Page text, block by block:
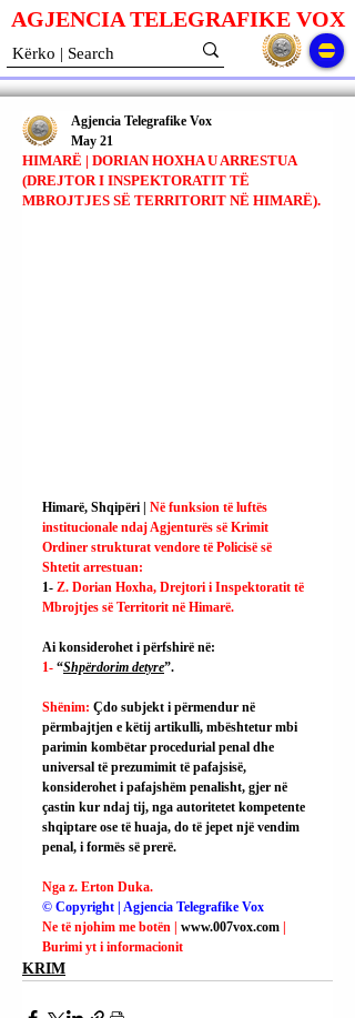
AGJENCIA TELEGRAFIKE VOX
HIMARË | DORIAN HOXHA U ARRESTUA
(DREJTOR I INSPEKTORATIT TË
MBROJTJES SË TERRITORIT NË HIMARË).
Agjencia Telegrafike Vox
May 21
Himarë, Shqipëri | Në funksion të luftës
institucionale ndaj Agjenturës së Krimit
Ordiner strukturat vendore të Policisë së
Shtetit arrestuan:
1- Z. Dorian Hoxha, Drejtori i Inspektoratit të
Mbrojtjes së Territorit në Himarë.
Ai konsiderohet i përfshirë në:
1- “Shpërdorim detyre”.
Shënim: Çdo subjekt i përmendur në
përmbajtjen e këtij artikulli, mbështetur mbi
parimin kombëtar procedurial penal dhe
universal të prezumimit të pafajsisë,
konsiderohet i pafajshëm penalisht, gjer në
çastin kur ndaj tij, nga autoritetet kompetente
shqiptare ose të huaja, do të jepet një vendim
penal, i formës së prerë.
Nga z. Erton Duka.
© Copyright | Agjencia Telegrafike Vox
Ne të njohim me botën | www.007vox.com
Burimi yt i informacionit
KRIM